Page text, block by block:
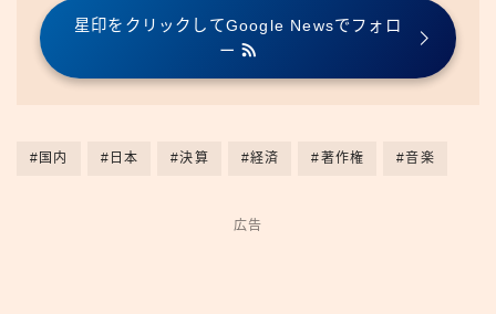
星印をクリックしてGoogle Newsでフォロ
ー
#国内 #日本 #決算 #経済 #著作権 #音楽
広告